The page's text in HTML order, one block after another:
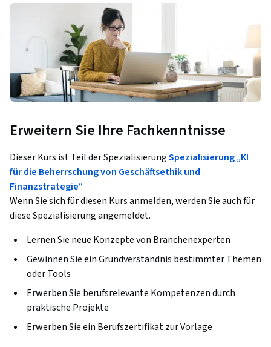
Erweitern Sie Ihre Fachkenntnisse
Dieser Kurs ist Teil der SpezialisierungSpezialisierung „KI
für die Beherrschung von Geschäftsethik und
Finanzstrategie“
Wenn Sie sich für diesen Kurs anmelden, werden Sie auch für
diese Spezialisierung angemeldet.
Lernen Sie neue Konzepte von Branchenexperten
Gewinnen Sie ein Grundverständnis bestimmter Themen
oder Tools
Erwerben Sie berufsrelevante Kompetenzen durch
praktische Projekte
Erwerben Sie ein Berufszertifikat zur Vorlage